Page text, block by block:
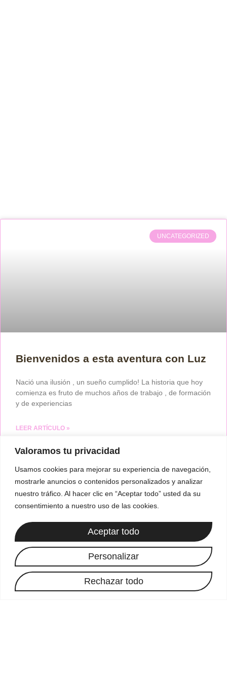
Valoramos tu privacidad
Usamos cookies para mejorar su experiencia de navegación,
mostrarle anuncios o contenidos personalizados y analizar
nuestro tráfico. Al hacer clic en “Aceptar todo” usted da su
consentimiento a nuestro uso de las cookies.
Personalizar
Rechazar todo
Aceptar todo
UNCATEGORIZED
Bienvenidos a esta aventura con Luz
Nació una ilusión , un sueño cumplido! La historia que hoy
comienza es fruto de muchos años de trabajo , de formación
y de experiencias
LEER ARTÍCULO »
julio 7, 2025
Políticas
Aviso Legal